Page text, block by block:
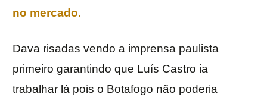
no mercado.
Dava risadas vendo a imprensa paulista
primeiro garantindo que Luís Castro ia
trabalhar lá pois o Botafogo não poderia